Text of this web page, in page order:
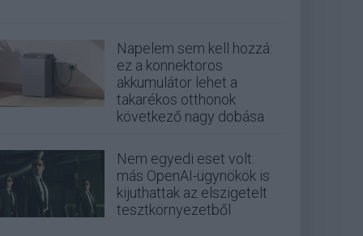
Napelem sem kell hozzá:
ez a konnektoros
akkumulátor lehet a
takarékos otthonok
következő nagy dobása
Nem egyedi eset volt:
más OpenAI-ügynökök is
kijuthattak az elszigetelt
tesztkörnyezetből